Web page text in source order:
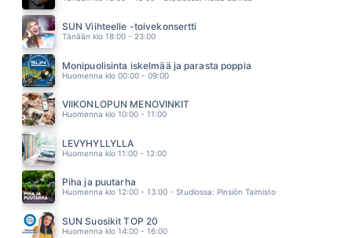
ELLIMEI & KAUKUA
03.34
SANI
03.31
SUN Viihteelle -toivekonsertti
Tänään klo 18:00 - 23:00
Monipuolisinta iskelmää ja parasta poppia
Huomenna klo 00:00 - 09:00
VIIKONLOPUN MENOVINKIT
Huomenna klo 10:00 - 11:00
LEVYHYLLYLLÄ
Huomenna klo 11:00 - 12:00
Piha ja puutarha
Huomenna klo 12:00 - 13:00 - Studiossa: Pinsiön Taimisto
SUN Suosikit TOP 20
Huomenna klo 14:00 - 16:00